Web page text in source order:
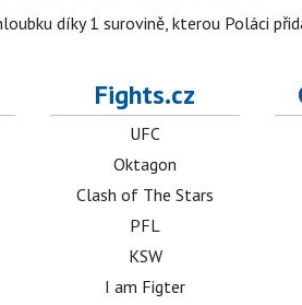
díky 1 surovině, kterou Poláci
Fights.cz
UFC
Oktagon
Clash of The Stars
PFL
KSW
I am Figter